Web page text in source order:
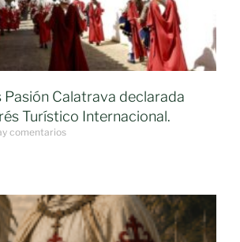
Pasión Calatrava declarada
Turístico Internacional.
comentarios